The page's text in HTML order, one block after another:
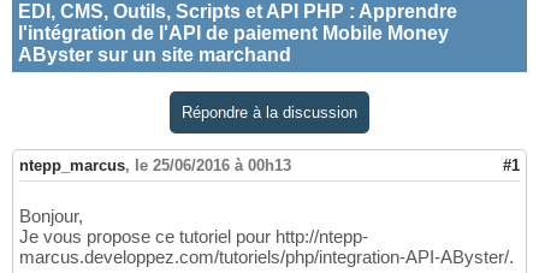
EDI, CMS, Outils, Scripts et API PHP : Apprendre
l'intégration de l'API de paiement Mobile Money
AByster sur un site marchand
Répondre à la discussion
ntepp_marcus, le 25/06/2016 à 00h13 #1
Bonjour,
Je vous propose ce tutoriel pour http://ntepp-
marcus.developpez.com/tutoriels/php/integration-API-AByster/.